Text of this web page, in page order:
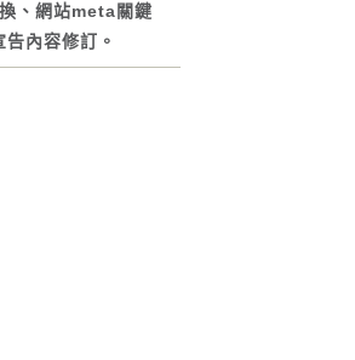
、網站meta關鍵
內容修訂。